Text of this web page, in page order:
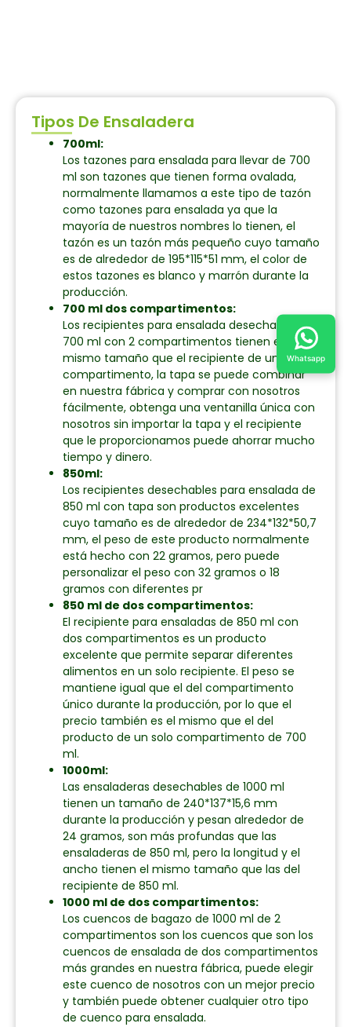
Tipos De Ensaladera
700ml:
Los tazones para ensalada para llevar de 700
ml son tazones que tienen forma ovalada,
normalmente llamamos a este tipo de tazón
como tazones para ensalada ya que la
mayoría de nuestros nombres lo tienen, el
tazón es un tazón más pequeño cuyo tamaño
es de alrededor de 195*115*51 mm, el color de
estos tazones es blanco y marrón durante la
producción.
700 ml dos compartimentos:
Los recipientes para ensalada desechables de
700 ml con 2 compartimentos tienen el
mismo tamaño que el recipiente de un solo
compartimento, la tapa se puede combinar
en nuestra fábrica y comprar con nosotros
fácilmente, obtenga una ventanilla única con
nosotros sin importar la tapa y el recipiente
que le proporcionamos puede ahorrar mucho
tiempo y dinero.
850ml:
Los recipientes desechables para ensalada de
850 ml con tapa son productos excelentes
cuyo tamaño es de alrededor de 234*132*50,7
mm, el peso de este producto normalmente
está hecho con 22 gramos, pero puede
personalizar el peso con 32 gramos o 18
gramos con diferentes pr
850 ml de dos compartimentos:
El recipiente para ensaladas de 850 ml con
dos compartimentos es un producto
excelente que permite separar diferentes
alimentos en un solo recipiente. El peso se
mantiene igual que el del compartimento
único durante la producción, por lo que el
precio también es el mismo que el del
producto de un solo compartimento de 700
ml.
1000ml:
Las ensaladeras desechables de 1000 ml
tienen un tamaño de 240*137*15,6 mm
durante la producción y pesan alrededor de
24 gramos, son más profundas que las
ensaladeras de 850 ml, pero la longitud y el
ancho tienen el mismo tamaño que las del
recipiente de 850 ml.
1000 ml de dos compartimentos:
Los cuencos de bagazo de 1000 ml de 2
compartimentos son los cuencos que son los
cuencos de ensalada de dos compartimentos
más grandes en nuestra fábrica, puede elegir
este cuenco de nosotros con un mejor precio
y también puede obtener cualquier otro tipo
de cuenco para ensalada.
Whatsapp